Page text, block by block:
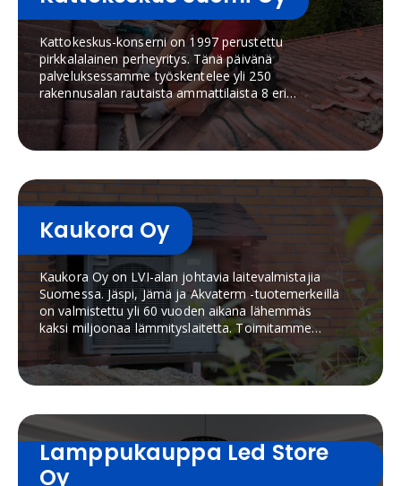
kylpyhuonekalusteet, suihkuratkaisut, lattiakaivot,
käyttövesi- ja viemärijärjestelmät sekä
innovatiiviset Geberit AquaClean -pesu-WC.
Tuotteet tunnetaan laadusta, pitkästä käyttöiästä,
toimintavarmuudesta ja
helppokäyttöisyydestä.Geberit panostaa vahvasti
tuotekehitykseen, vastuullisuuteen ja veden
tehokkaaseen käyttöön. Yrityksen ratkaisut on
kuin loppukäyttäjän arkea, ja ne täyttävät
vaativankin rakentamisen tarpeet.
Kattokeskus-konserni on 1997 perustettu
pirkkalalainen perheyritys. Tänä päivänä
palveluksessamme työskentelee yli 250
rakennusalan rautaista ammattilaista 8 eri
toimipisteessä. Teemme kattoremontteja,
kattohuoltoja ja asennamme aurinkopaneeleja
Uudenmaan, Pirkanmaan, Varsinais-Suomen,
Pohjanmaan alueilla.
Kaukora Oy
Kaukora Oy on LVI-alan johtavia laitevalmistajia
Suomessa. Jäspi, Jämä ja Akvaterm -tuotemerkeillä
on valmistettu yli 60 vuoden aikana lähemmäs
kaksi miljoonaa lämmityslaitetta. Toimitamme
lämmitysjärjestelmiä kaiken kokoisiin kiinteistöihin
asuinkiinteistöistä teollisuuteen ja maatiloille sekä
urheiluhalleihin ja kauppakeskuksiin.
Lamppukauppa Led Store
Oy